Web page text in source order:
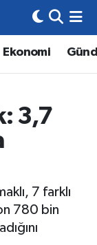
Ekonomi
3,7
7 farklı
780 bin